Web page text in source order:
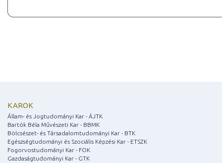
KAROK
Állam- és Jogtudományi Kar - ÁJTK
Bartók Béla Művészeti Kar - BBMK
Bölcsészet- és Társadalomtudományi Kar - BTK
Egészségtudományi és Szociális Képzési Kar - ETSZK
Fogorvostudományi Kar - FOK
Gazdaságtudományi Kar - GTK